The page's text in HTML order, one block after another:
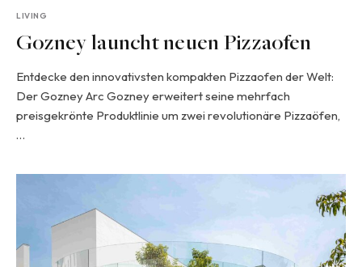
LIVING
Gozney launcht neuen Pizzaofen
Entdecke den innovativsten kompakten Pizzaofen der Welt:
Der Gozney Arc Gozney erweitert seine mehrfach
preisgekrönte Produktlinie um zwei revolutionäre Pizzaöfen,
…